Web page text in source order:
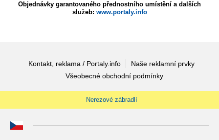
Objednávky garantovaného přednostního umístění a dalších
služeb: www.portaly.info
Kontakt, reklama / Portaly.info
Naše reklamní prvky
Všeobecné obchodní podmínky
Nerezové zábradlí